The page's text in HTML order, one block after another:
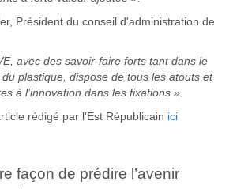
Président du conseil d'administration de
avec des savoir-faire forts tant dans le
plastique, dispose de tous les atouts et
à l’innovation dans les fixations ».
rédigé par l’Est Républicain ici
façon de prédire l’avenir